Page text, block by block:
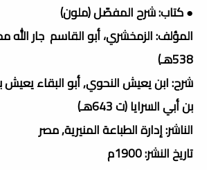
● كتاب: شرح المفصّل (ملون)
المؤلف: الزمخشري، أبو القاسم جار
538هـ)
شرح: ابن يعيش النحوي, أبو البقاء
بن أبي السرايا (ت 643هـ)
الناشر: إدارة الطباعة المنيرية, مصر
تاريخ النشر: 1900م